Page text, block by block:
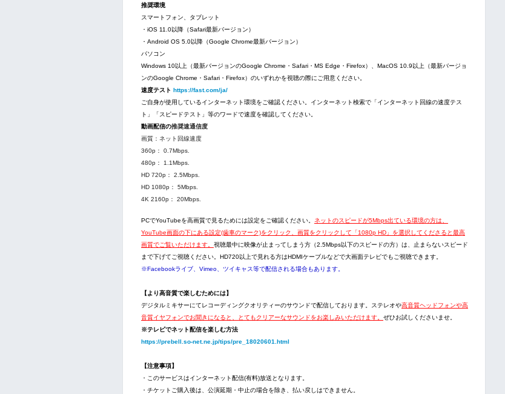
推奨環境
スマートフォン、タブレット
・iOS 11.0以降（Safari最新バージョン）
・Android OS 5.0以降（Google Chrome最新バージョン）
パソコン
Windows 10以上（最新バージョンのGoogle Chrome・Safari・MS Edge・Firefox）、MacOS 10.9以上（最新バージョ
ンのGoogle Chrome・Safari・Firefox）のいずれかを視聴の際にご用意ください。
速度テスト https://fast.com/ja/
ご自身が使用しているインターネット環境をご確認ください。インターネット検索で「インターネット回線の速度テス
ト」「スピードテスト」等のワードで速度を確認してください。
動画配信の推奨速通信度
画質：ネット回線速度
360p： 0.7Mbps.
480p： 1.1Mbps.
HD 720p： 2.5Mbps.
HD 1080p： 5Mbps.
4K 2160p： 20Mbps.
PCでYouTubeを高画質で見るためには設定をご確認ください。 ネットのスピードが5Mbps出ている環境の方は、
YouTube画面の下にある設定(歯車のマーク)をクリック、画質をクリックして「1080p HD」を選択してくださると最高
画質でご覧いただけます。 視聴最中に映像が止まってしまう方（2.5Mbps以下のスピードの方）は、止まらないスピード
まで下げてご視聴ください。HD720以上で見れる方はHDMIケーブルなどで大画面テレビでもご視聴できます。
※Facebookライブ、Vimeo、ツイキャス等で配信される場合もあります。
【より高音質で楽しむためには】
デジタルミキサーにてレコーディングクオリティーのサウンドで配信しております。ステレオや高音質ヘッドフォンや高
音質イヤフォンでお聞きになると、とてもクリアーなサウンドをお楽しみいただけます。 ぜひお試しくださいませ。
※テレビでネット配信を楽しむ方法
https://prebell.so-net.ne.jp/tips/pre_18020601.html
【注意事項】
・このサービスはインターネット配信(有料)放送となります。
・チケットご購入後は、公演延期・中止の場合を除き、払い戻しはできません。